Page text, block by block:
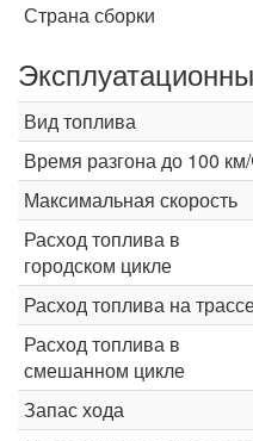
Страна сборки
Вид топлива
Время разгона до 100
Максимальная скорость
Расход топлива в
городском цикле
Расход топлива на
Расход топлива в
смешанном цикле
Запас хода